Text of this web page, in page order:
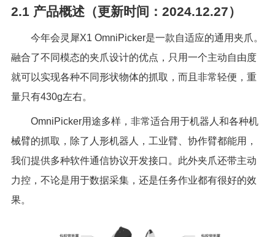
2.1 产品概述（更新时间：2024.12.27）
今年会灵犀X1 OmniPicker是一款自适应的通用夹爪。
融合了不同模态的夹爪设计的优点，只用一个主动自由度
就可以实现各种不同形状物体的抓取，而且非常轻便，重
量只有430g左右。
OmniPicker用途多样，非常适合用于机器人和各种机
械臂的抓取，除了人形机器人，工业臂、协作臂都能用，
我们提供多种软件通信协议开发接口。此外夹爪还带主动
力控，不论是用于数据采集，还是任务作业都有很好的效
果。